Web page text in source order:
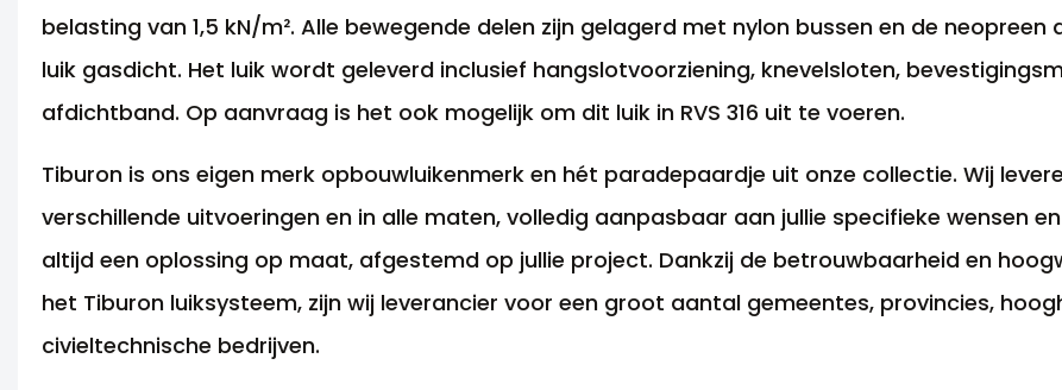
belasting van 1,5 kN/m². Alle bewegende delen zijn gelagerd met nylon bussen en de
luik gasdicht. Het luik wordt geleverd inclusief hangslotvoorziening, knevelsloten,
afdichtband. Op aanvraag is het ook mogelijk om dit luik in RVS 316 uit te voeren.
Tiburon is ons eigen merk opbouwluikenmerk en hét paradepaardje uit onze collectie. Wij
verschillende uitvoeringen en in alle maten, volledig aanpasbaar aan jullie specifieke wensen
altijd een oplossing op maat, afgestemd op jullie project. Dankzij de betrouwbaarheid en
het Tiburon luiksysteem, zijn wij leverancier voor een groot aantal gemeentes, provincies,
civieltechnische bedrijven.